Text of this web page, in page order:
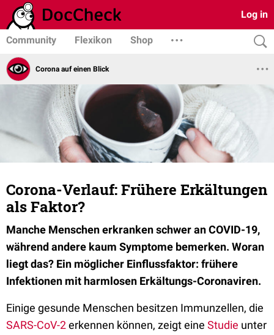
Log in
Community Flexikon Shop
Corona auf einen Blick
Corona-Verlauf: Frühere Erkältungen
als Faktor?
Manche Menschen erkranken schwer an COVID-19,
während andere kaum Symptome bemerken. Woran
liegt das? Ein möglicher Einflussfaktor: frühere
Infektionen mit harmlosen Erkältungs-Coronaviren.
Einige gesunde Menschen besitzen Immunzellen, die
SARS-CoV-2erkennen können, zeigt eine Studie unter